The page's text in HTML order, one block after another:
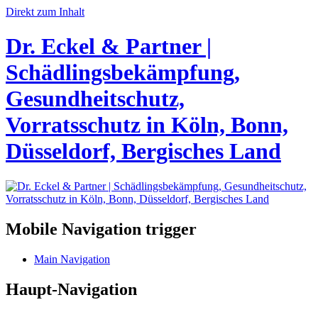
Direkt zum Inhalt
Dr. Eckel & Partner |
Schädlingsbekämpfung,
Gesundheitschutz,
Vorratsschutz in Köln, Bonn,
Düsseldorf, Bergisches Land
Mobile Navigation trigger
Main Navigation
Haupt-Navigation